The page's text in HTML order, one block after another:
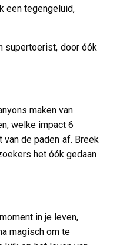
een tegengeluid,
supertoerist, door óók
maken van
welke impact 6
van de paden af. Breek
het óók gedaan
in je leven,
magisch om te